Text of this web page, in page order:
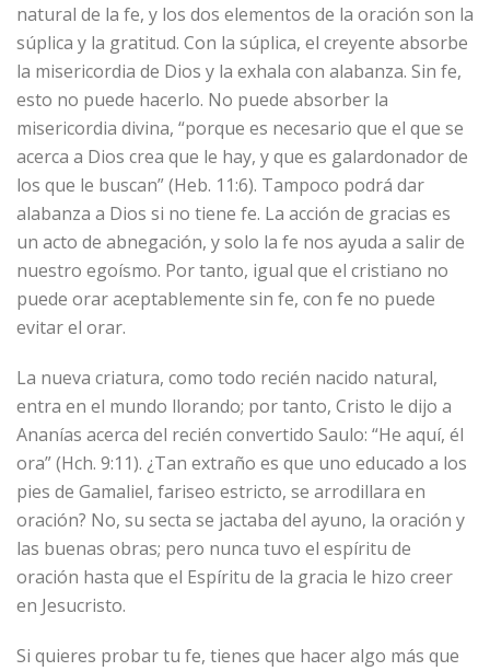
natural de la fe, y los dos elementos de la oración son la
súplica y la gratitud. Con la súplica, el creyente absorbe
la misericordia de Dios y la exhala con alabanza. Sin fe,
esto no puede hacerlo. No puede absorber la
misericordia divina, “porque es necesario que el que se
acerca a Dios crea que le hay, y que es galardonador de
los que le buscan” (Heb. 11:6). Tampoco podrá dar
alabanza a Dios si no tiene fe. La acción de gracias es
un acto de abnegación, y solo la fe nos ayuda a salir de
nuestro egoísmo. Por tanto, igual que el cristiano no
puede orar aceptablemente sin fe, con fe no puede
evitar el orar.
La nueva criatura, como todo recién nacido natural,
entra en el mundo llorando; por tanto, Cristo le dijo a
Ananías acerca del recién convertido Saulo: “He aquí, él
ora” (Hch. 9:11). ¿Tan extraño es que uno educado a los
pies de Gamaliel, fariseo estricto, se arrodillara en
oración? No, su secta se jactaba del ayuno, la oración y
las buenas obras; pero nunca tuvo el espíritu de
oración hasta que el Espíritu de la gracia le hizo creer
en Jesucristo.
Si quieres probar tu fe, tienes que hacer algo más que